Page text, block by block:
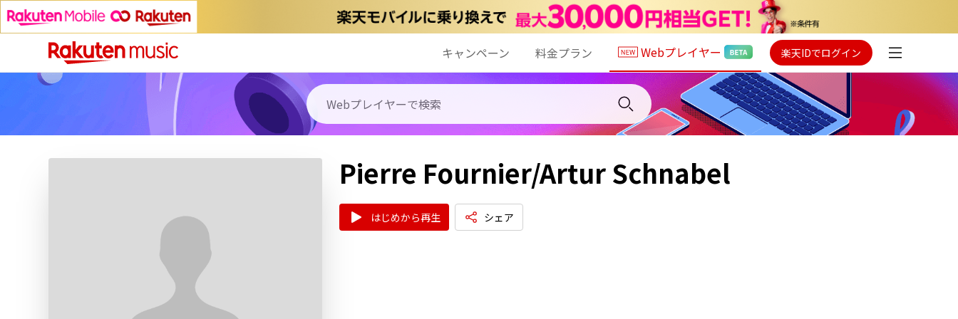
キャンペーン 料金プラン Webプレイヤー 楽天IDでログイン
Pierre Fournier/Artur Schnabel
はじめから再生 シェア